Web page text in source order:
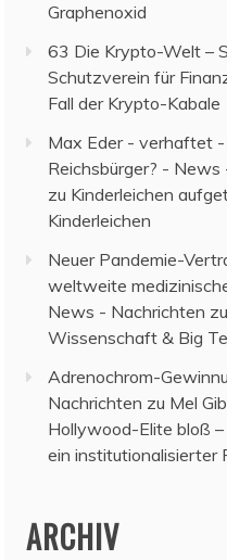
Graphenoxid
63 Die Krypto-Welt –
Schutzverein für
Fall der Krypto-Kabale
Max Eder - verhaftet -
Reichsbürger? -
zu Kinderleichen
Kinderleichen
Neuer Pandemie-
weltweite
News - Nachrichten zu
Wissenschaft & Big
Adrenochrom-
Nachrichten zu Mel
Hollywood-Elite bloß
ein institutionalisierter
ARCHIV